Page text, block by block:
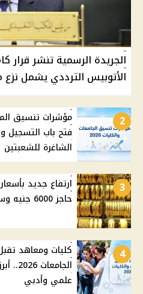
الجريدة الرسمية تنشر قرار
الأتوبيس الترددي يشمل
2
فتح باب التسجيل
الشاغرة للشعبتين
3
حاجز 6000 جنيه وسط مكاسب عالمية للمعدن
4
علمي وأدبي